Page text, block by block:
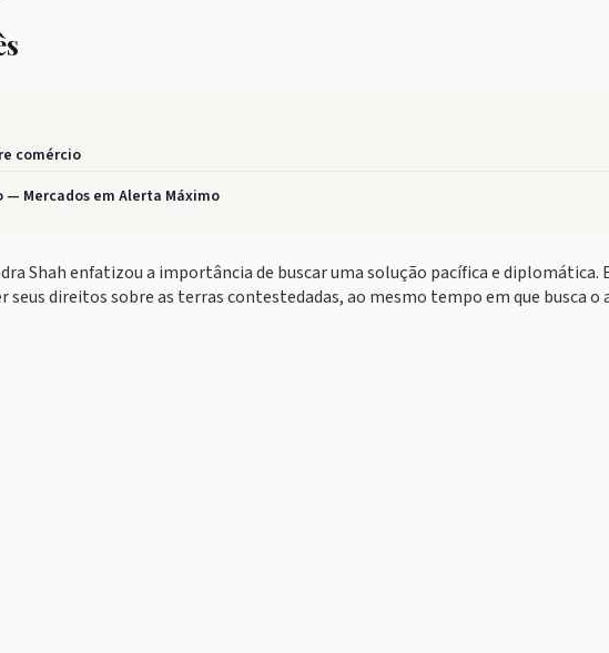
comércio
— Mercados em Alerta Máximo
Shah enfatizou a importância de buscar uma solução pacífica e diplomática.
seus direitos sobre as terras contestedadas, ao mesmo tempo em que busca o